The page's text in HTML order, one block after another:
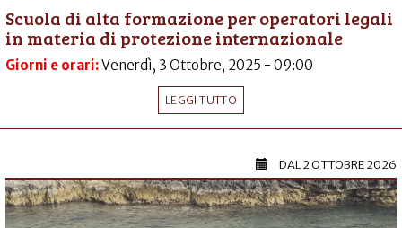
Scuola di alta formazione per operatori legali
in materia di protezione internazionale
Giorni e orari:Venerdì, 3 Ottobre, 2025 - 09:00
LEGGI TUTTO
DAL2 OTTOBRE 2026